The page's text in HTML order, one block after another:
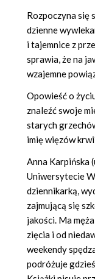
Rozpoczyna się
dzienne
i tajemnice z
sprawia, że na
wzajemne
Opowieść o
znaleźć swoje
starych
imię więzów
Anna Karpińska
Uniwersytecie
dziennikarką,
zajmującą się
jakości. Ma
zięcia i od
weekendy
podróżuje